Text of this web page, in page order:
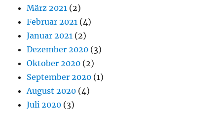
März 2021 (2)
Februar 2021 (4)
Januar 2021 (2)
Dezember 2020 (3)
Oktober 2020 (2)
September 2020 (1)
August 2020 (4)
Juli 2020 (3)